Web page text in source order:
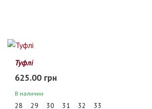
Туфлі
625.00 грн
В наличии
28 29 30 31 32 33